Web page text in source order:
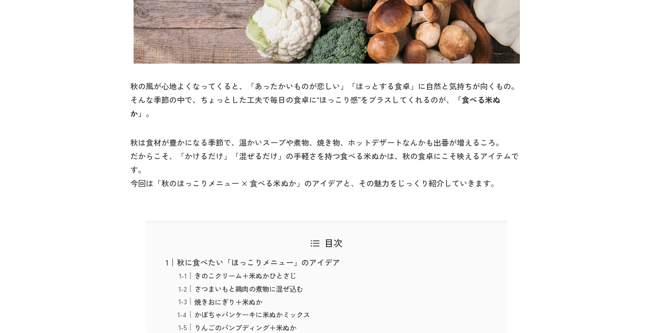
秋の風が心地よくなってくると、「あったかいものが恋しい」「ほっとする食卓」に自然と気持ちが向くもの。
そんな季節の中で、ちょっとした工夫で毎日の食卓に“ほっこり感”をプラスしてくれるのが、
「食べる米ぬ
か」 。
秋は食材が豊かになる季節で、温かいスープや煮物、焼き物、ホットデザートなんかも出番が増えるころ。
だからこそ、「かけるだけ」「混ぜるだけ」の手軽さを持つ食べる米ぬかは、秋の食卓にこそ映えるアイテムで
す。
今回は「秋のほっこりメニュー × 食べる米ぬか」のアイデアと、その魅力をじっくり紹介していきます。
目次
秋に食べたい「ほっこりメニュー」のアイデア
きのこクリーム＋米ぬかひとさじ
さつまいもと鶏肉の煮物に混ぜ込む
焼きおにぎり＋米ぬか
かぼちゃパンケーキに米ぬかミックス
りんごのパンプディング＋米ぬか